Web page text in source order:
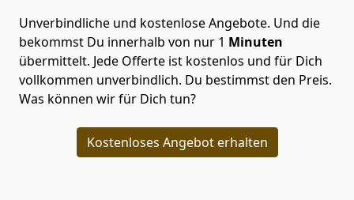
Unverbindliche und kostenlose Angebote. Und die
bekommst Du innerhalb von nur 1 Minuten
übermittelt. Jede Offerte ist kostenlos und für Dich
vollkommen unverbindlich. Du bestimmst den Preis.
Was können wir für Dich tun?
Kostenloses Angebot erhalten